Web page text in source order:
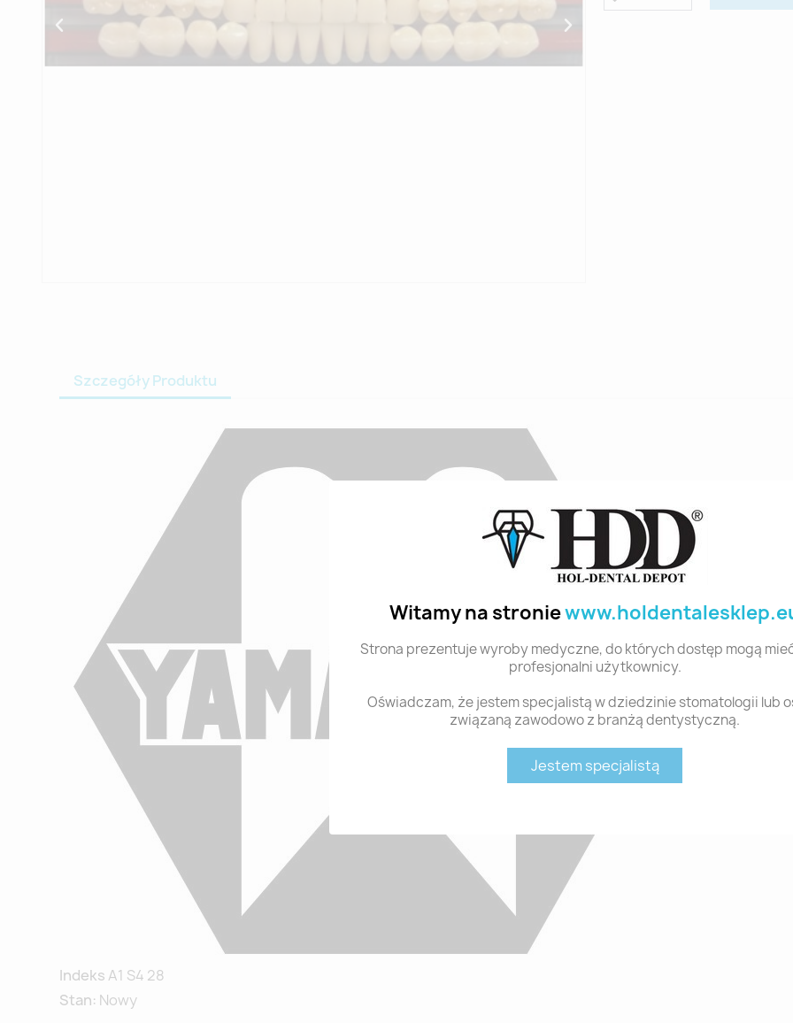
Witamy na stronie
Strona prezentuje wyroby medyczne, do których dostęp mogą
profesjonalni użytkownicy.
Oświadczam, że jestem specjalistą w dziedzinie stomatologii lub
związaną zawodowo z branżą dentystyczną.
Jestem specjalistą
Szczegóły Produktu
Indeks A1 S4 28
Stan: Nowy